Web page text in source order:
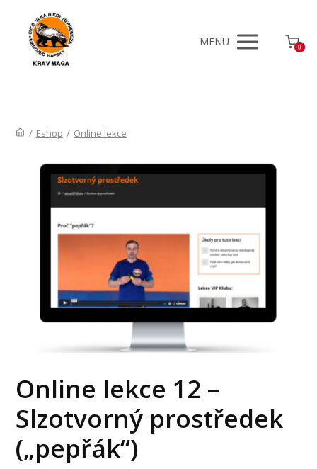
MENU 0
/ Eshop / Online lekce
Online lekce 12 –
Slzotvorný prostředek
(„pepřák“)